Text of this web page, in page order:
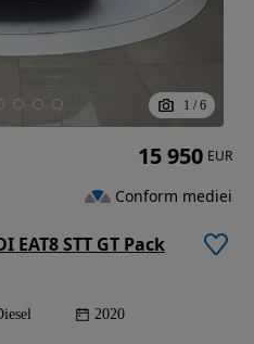
1 / 6
EAT8 STT GT Pack
2020
15 950 EUR
Conform mediei